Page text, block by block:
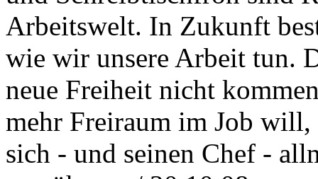
Arbeitswelt. In Zukunft
wie wir unsere Arbeit tun.
neue Freiheit nicht
mehr Freiraum im Job
sich - und seinen Chef -